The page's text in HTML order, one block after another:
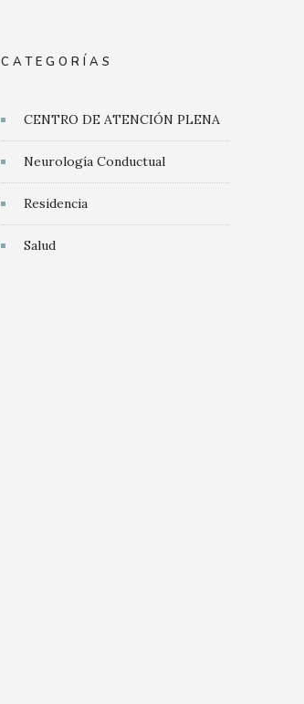
CATEGORÍAS
CENTRO DE ATENCIÓN PLENA
Neurología Conductual
Residencia
Salud